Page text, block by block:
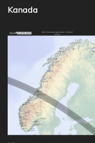
Kanada